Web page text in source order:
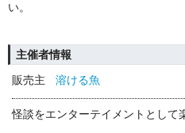
い。
主催者情報
販売主
溶ける魚
怪談をエンターテイメントとして